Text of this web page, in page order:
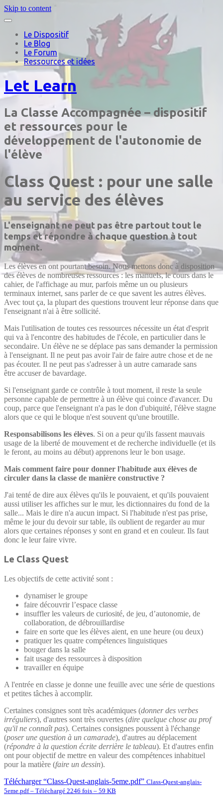
Skip to content
Le Dispositif
Le Blog
Le Forum
Ressources et idées
Let Learn
La Classe Accompagnée – dispositif
et ressources pour le
développement de l'autonomie de
l'élève
Class Quest : pour une salle
au service des élèves
L'enseignant ne peut pas être partout tout le
temps et répondre à chaque question à tout
moment.
Les élèves en ont pourtant besoin. Nous mettons donc à disposition
des élèves de nombreuses ressources : les manuels, le cours dans le
cahier, de l'affichage au mur, parfois même un ou plusieurs
terminaux internet, sans parler de ce que savent les autres élèves.
Avec tout ça, la plupart des questions trouvent leur réponse dans que
l'enseignant n'ai à être sollicité.
Mais l'utilisation de toutes ces ressources nécessite un état d'esprit
qui va à l'encontre des habitudes de l'école, en particulier dans le
secondaire. Un élève ne se déplace pas sans demander la permission
à l'enseignant. Il ne peut pas avoir l'air de faire autre chose et de ne
pas écouter. Il ne peut pas s'adresser à un autre camarade sans
être accuser de bavardage.
Si l'enseignant garde ce contrôle à tout moment, il reste la seule
personne capable de permettre à un élève qui coince d'avancer. Du
coup, parce que l'enseignant n'a pas le don d'ubiquité, l'élève stagne
alors que ce qui le bloque n'est souvent qu'une broutille.
Responsabilisons les élèves. Si on a peur qu'ils fassent mauvais
usage de la liberté de mouvement et de recherche individuelle (et ils
le feront, au moins au début) apprenons leur le bon usage.
Mais comment faire pour donner l'habitude aux élèves de
circuler dans la classe de manière constructive ?
J'ai tenté de dire aux élèves qu'ils le pouvaient, et qu'ils pouvaient
aussi utiliser les affiches sur le mur, les dictionnaires du fond de la
salle... Mais le dire n'a aucun impact. Si l'habitude n'est pas prise,
même le jour du devoir sur table, ils oublient de regarder au mur
alors que certaines réponses y sont en grand et en couleur. Ils faut
donc le leur faire vivre.
Le Class Quest
Les objectifs de cette activité sont :
dynamiser le groupe
faire découvrir l’espace classe
insuffler les valeurs de curiosité, de jeu, d’autonomie, de
collaboration, de débrouillardise
faire en sorte que les élèves aient, en une heure (ou deux)
pratiquer les quatre compétences linguistiques
bouger dans la salle
fait usage des ressources à disposition
travailler en équipe
A l'entrée en classe je donne une feuille avec une série de questions
et petites tâches à accomplir.
Certaines consignes sont très académiques (donner des verbes
irréguliers), d'autres sont très ouvertes (dire quelque chose au prof
qu'il ne connaît pas). Certaines consignes poussent à l'échange
(poser une question à un camarade), d'autres au déplacement
(répondre à la question écrite derrière le tableau). Et d'autres enfin
ont pour objectif de mettre en valeur des compétences inhabituel
pour la matière (faire un dessin).
Télécharger “Class-Quest-anglais-5eme.pdf” Class-Quest-anglais-
5eme.pdf – Téléchargé 2246 fois – 59 KB